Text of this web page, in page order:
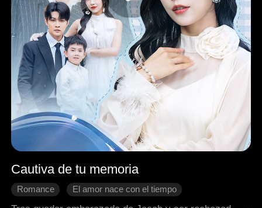
Cautiva de tu memoria
Romance
El amor nace con el tiempo